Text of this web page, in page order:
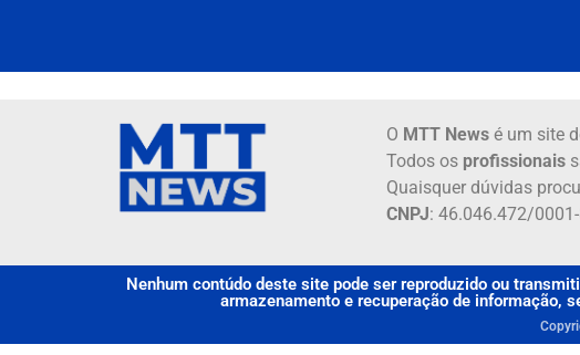
O MTT Newsé um site
Todos os profissionais
Quaisquer dúvidas
CNPJ: 46.046.472/
Nenhum contúdo deste site pode ser reproduzido ou
armazenamento e recuperação de informação,